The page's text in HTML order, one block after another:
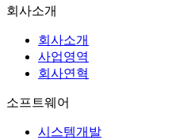
회사소개
회사소개
사업영역
회사연혁
소프트웨어
시스템개발